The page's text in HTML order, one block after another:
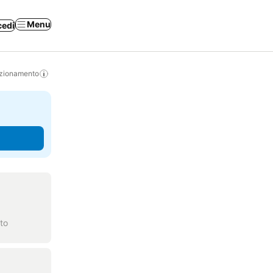
Menu